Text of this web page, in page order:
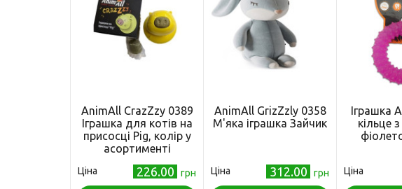
AnimAll CrazZzy 0389
Іграшка для котів на
присосці Pig, колір у
асортименті
Ціна 226.00 грн
AnimAll GrizZzly 0358
М'яка іграшка Зайчик
Ціна 312.00 грн
Іграшка
кільце
Ціна